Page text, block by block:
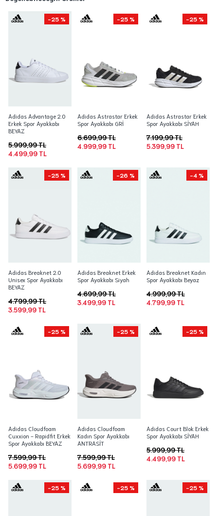
-25 %
Adidas Advantage 2.0
Erkek Spor Ayakkabı
BEYAZ
4.499,99 TL
5.999,99 TL
-25 %
Adidas Astrastar Erkek
Spor Ayakkabı GRİ
4.999,99 TL
6.699,99 TL
-25 %
Adidas Astrastar Erkek
Spor Ayakkabı SİYAH
5.399,99 TL
7.199,99 TL
-25 %
Adidas Breaknet 2.0
Unisex Spor Ayakkabı
BEYAZ
3.599,99 TL
4.799,99 TL
-26 %
Adidas Breaknet Erkek
Spor Ayakkabı Siyah
3.499,99 TL
4.699,99 TL
-4 %
Adidas Breaknet Kadın
Spor Ayakkabı Beyaz
4.799,99 TL
4.999,99 TL
-25 %
Adidas Cloudfoam
Cuxxion - Rapidfit Erkek
Spor Ayakkabı BEYAZ
5.699,99 TL
7.599,99 TL
-25 %
Adidas Cloudfoam
Kadın Spor Ayakkabı
ANTRASİT
5.699,99 TL
7.599,99 TL
-25 %
Adidas Court Blok Erkek
Spor Ayakkabı SİYAH
4.499,99 TL
5.999,99 TL
-25 % -25 % -25 %